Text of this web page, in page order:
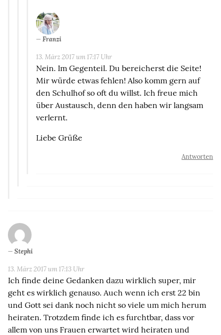
Franzi
13. März 2017 um 17:17 Uhr
Nein. Im Gegenteil. Du bereicherst die Seite!
Mir würde etwas fehlen! Also komm gern auf
den Schulhof so oft du willst. Ich freue mich
über Austausch, denn den haben wir langsam
verlernt.
Liebe Grüße
Antworten
Stephi
13. März 2017 um 17:13 Uhr
Ich finde deine Gedanken dazu wirklich super, mir
geht es wirklich genauso. Auch wenn ich erst 22 bin
und Gott sei dank noch nicht so viele um mich herum
heiraten. Trotzdem finde ich es furchtbar, dass vor
allem von uns Frauen erwartet wird heiraten und